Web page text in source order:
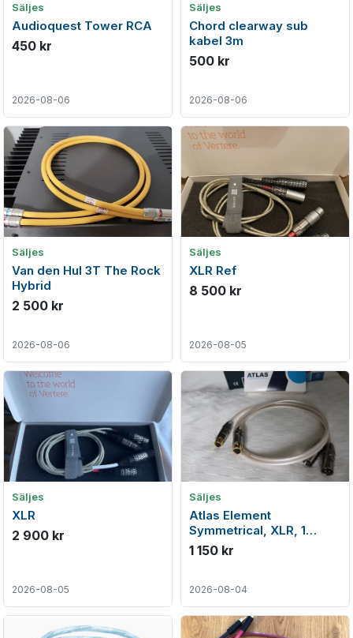
Säljes
Audioquest Tower RCA
450 kr
2026-08-06
Säljes
Chord clearway sub
kabel 3m
500 kr
2026-08-06
Säljes
Van den Hul 3T The Rock
Hybrid
2 500 kr
2026-08-06
Säljes
XLR Ref
8 500 kr
2026-08-05
Säljes
XLR
2 900 kr
2026-08-05
Säljes
Atlas Element
Symmetrical, XLR, 1
meter
1 150 kr
2026-08-04